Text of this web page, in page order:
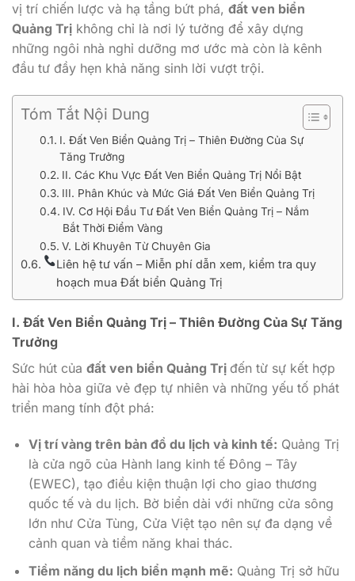
vị trí chiến lược và hạ tầng bứt phá, đất ven biển
Quảng Trị không chỉ là nơi lý tưởng để xây dựng
những ngôi nhà nghỉ dưỡng mơ ước mà còn là kênh
đầu tư đầy hẹn khả năng sinh lời vượt trội.
Tóm Tắt Nội Dung
I. Đất Ven Biển Quảng Trị – Thiên Đường Của Sự
Tăng Trưởng
II. Các Khu Vực Đất Ven Biển Quảng Trị Nổi Bật
III. Phân Khúc và Mức Giá Đất Ven Biển Quảng Trị
IV. Cơ Hội Đầu Tư Đất Ven Biển Quảng Trị – Nắm
Bắt Thời Điểm Vàng
V. Lời Khuyên Từ Chuyên Gia
Liên hệ tư vấn – Miễn phí dẫn xem, kiểm tra quy
hoạch mua Đất biển Quảng Trị
I. Đất Ven Biển Quảng Trị – Thiên Đường Của Sự Tăng
Trưởng
Sức hút của đất ven biển Quảng Trị đến từ sự kết hợp
hài hòa hòa giữa vẻ đẹp tự nhiên và những yếu tố phát
triển mang tính đột phá:
Vị trí vàng trên bản đồ du lịch và kinh tế: Quảng Trị
là cửa ngõ của Hành lang kinh tế Đông – Tây
(EWEC), tạo điều kiện thuận lợi cho giao thương
quốc tế và du lịch. Bờ biển dài với những cửa sông
lớn như Cửa Tùng, Cửa Việt tạo nên sự đa dạng về
cảnh quan và tiềm năng khai thác.
Tiềm năng du lịch biển mạnh mẽ: Quảng Trị sở hữu